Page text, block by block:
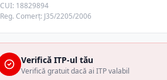
CUI: 18829894
Reg. Comerț: J35/2205/2006
Verifică ITP-ul tău
Verifică gratuit dacă ai ITP valabil